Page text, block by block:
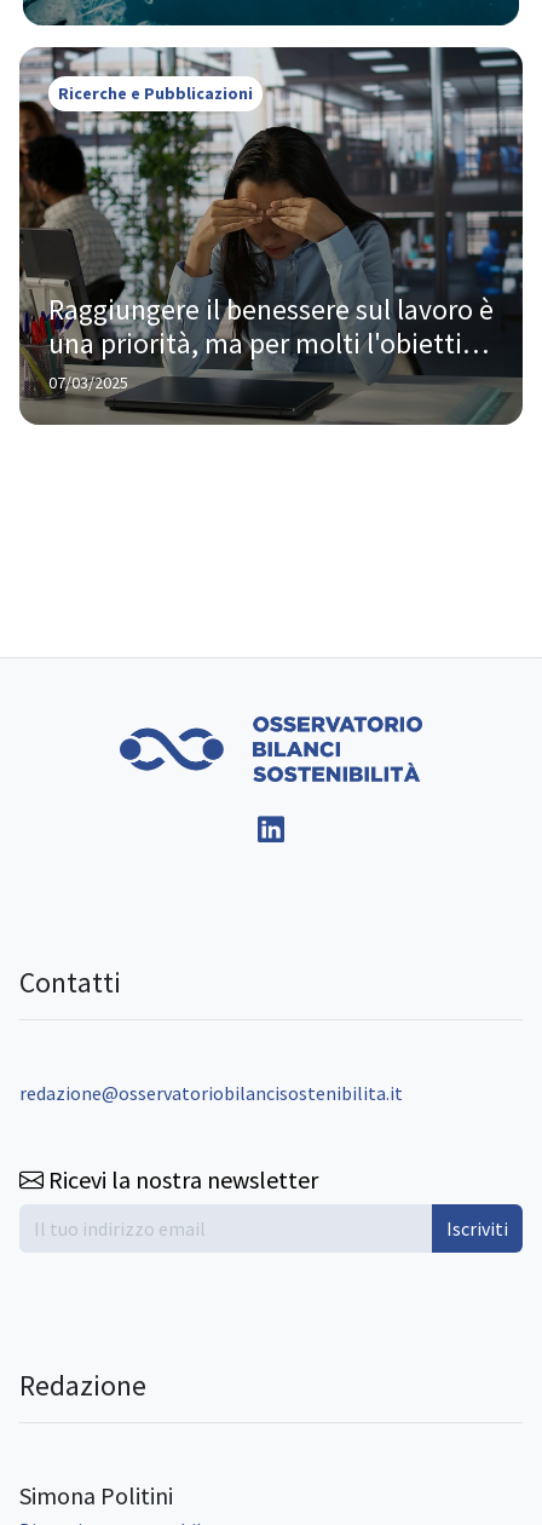
Ricerche e Pubblicazioni
Raggiungere il benessere sul lavoro è
una priorità, ma per molti l'obiettivo
è ancora lontano
07/03/2025
Contatti
redazione@osservatoriobilancisostenibilita.it
Ricevi la nostra newsletter
Iscriviti
Redazione
Simona Politini